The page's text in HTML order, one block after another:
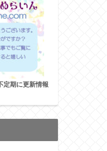
定期に更新情報